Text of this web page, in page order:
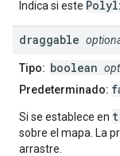
Indica si este
draggable
Tipo: boolean
Predeterminado:
Si se establece en
sobre el mapa. La
arrastre.